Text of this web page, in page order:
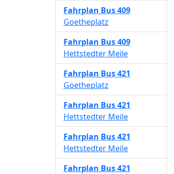
Fahrplan Bus 409
Goetheplatz
Fahrplan Bus 409
Hettstedter Meile
Fahrplan Bus 421
Goetheplatz
Fahrplan Bus 421
Hettstedter Meile
Fahrplan Bus 421
Hettstedter Meile
Fahrplan Bus 421